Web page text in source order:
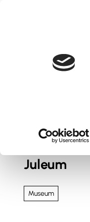
Juleum
Museum